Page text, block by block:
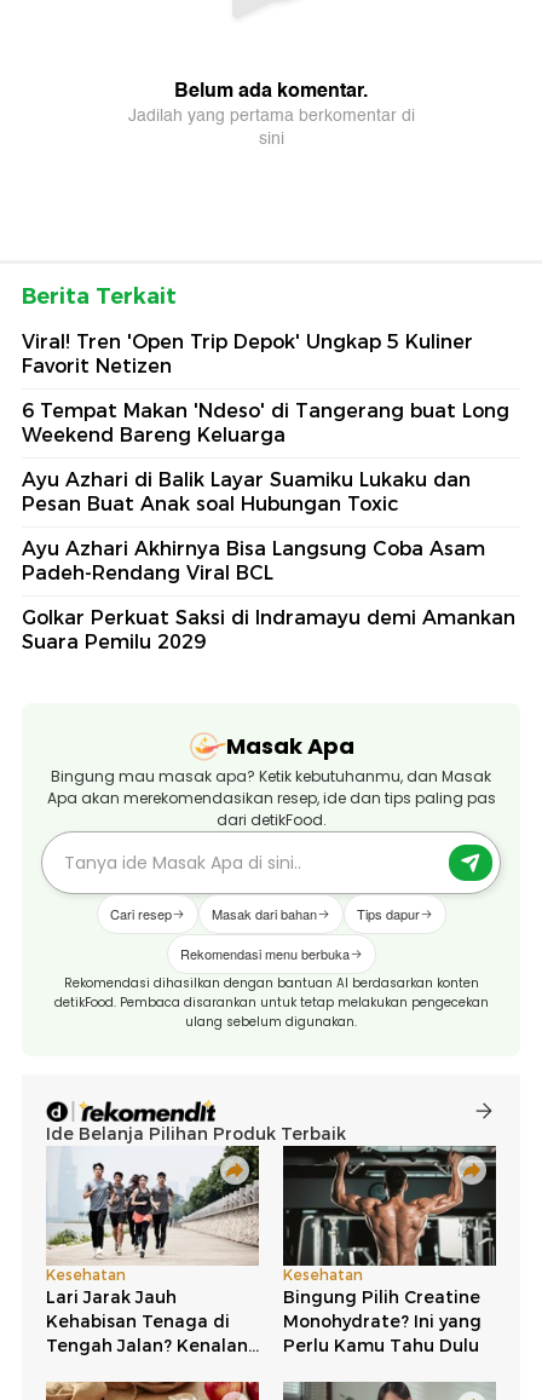
Berita Terkait
Viral! Tren 'Open Trip Depok' Ungkap 5 Kuliner
Favorit Netizen
6 Tempat Makan 'Ndeso' di Tangerang buat Long
Weekend Bareng Keluarga
Ayu Azhari di Balik Layar Suamiku Lukaku dan
Pesan Buat Anak soal Hubungan Toxic
Ayu Azhari Akhirnya Bisa Langsung Coba Asam
Padeh-Rendang Viral BCL
Golkar Perkuat Saksi di Indramayu demi Amankan
Suara Pemilu 2029
Masak Apa
Bingung mau masak apa? Ketik kebutuhanmu, dan Masak
Apa akan merekomendasikan resep, ide dan tips paling pas
dari detikFood.
Cari resep Masak dari bahan Tips dapur
Rekomendasi menu berbuka
Rekomendasi dihasilkan dengan bantuan AI berdasarkan konten
detikFood. Pembaca disarankan untuk tetap melakukan pengecekan
ulang sebelum digunakan.